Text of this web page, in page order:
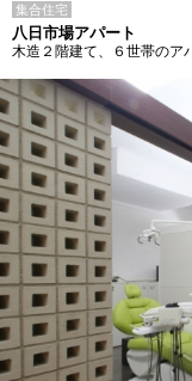
集合住宅
八日市場アパート
木造２階建て、６世帯のア